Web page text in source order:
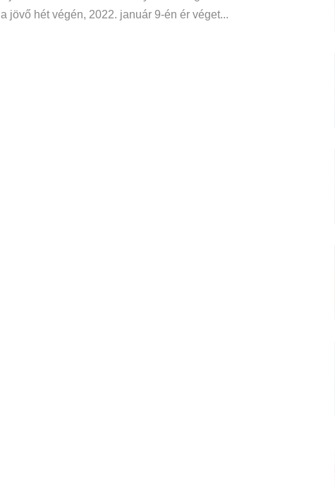
a jövő hét végén, 2022. január 9-én ér véget...